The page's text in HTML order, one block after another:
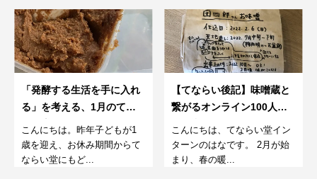
「発酵する生活を手に入れ
る」を考える、1月のてな
らい堂。
こんにちは。昨年子どもが1
歳を迎え、お休み期間からて
ならい堂にもど...
【てならい後記】味噌蔵と
繋がるオンライン100人味
噌仕込み
こんにちは、てならい堂イン
ターンのはなです。 2月が始
まり、春の暖...